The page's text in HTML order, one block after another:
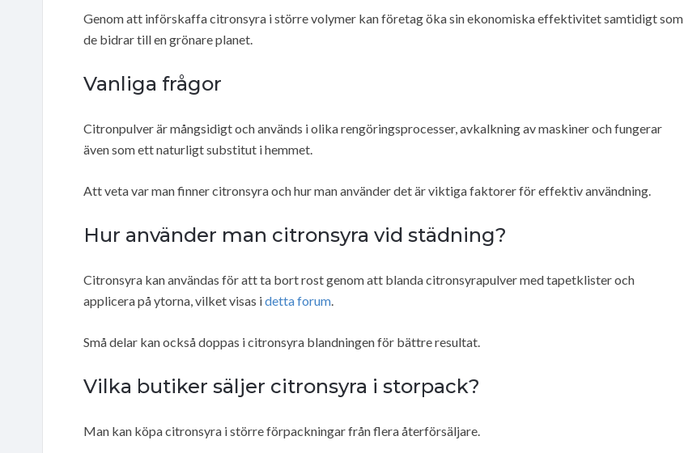
Genom att införskaffa citronsyra i större volymer kan företag öka sin ekonomiska effektivitet samtidigt som
de bidrar till en grönare planet.
Vanliga frågor
Citronpulver är mångsidigt och används i olika rengöringsprocesser, avkalkning av maskiner och fungerar
även som ett naturligt substitut i hemmet.
Att veta var man finner citronsyra och hur man använder det är viktiga faktorer för effektiv användning.
Hur använder man citronsyra vid städning?
Citronsyra kan användas för att ta bort rost genom att blanda citronsyrapulver med tapetklister och
applicera på ytorna, vilket visas idetta forum.
Små delar kan också doppas i citronsyra blandningen för bättre resultat.
Vilka butiker säljer citronsyra i storpack?
Man kan köpa citronsyra i större förpackningar från flera återförsäljare.